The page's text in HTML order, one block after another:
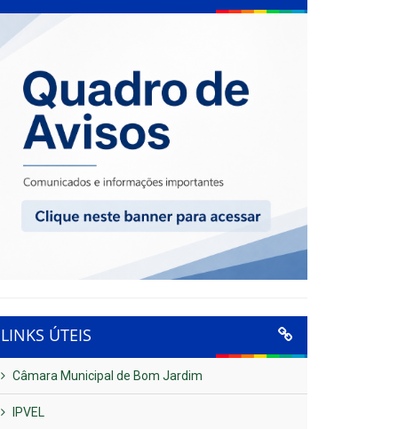
LINKS ÚTEIS
Câmara Municipal de Bom Jardim
IPVEL